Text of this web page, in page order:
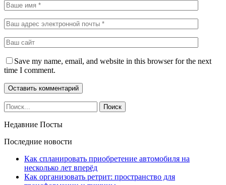
Save my name, email, and website in this browser for the next
time I comment.
Недавние Посты
Последние новости
Как спланировать приобретение автомобиля на
несколько лет вперёд
Как организовать ретрит: пространство для